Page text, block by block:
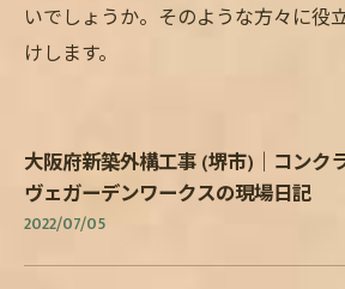
いでしょうか。そのような方々に役
けします。
大阪府新築外構工事 (堺市)｜コンク
ヴェガーデンワークスの現場日記
2022/07/05